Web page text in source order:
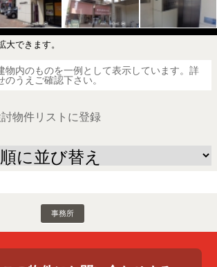
できます。
物内のものを一例として表示しています。詳
うえご確認下さい。
物件リストに登録
事務所